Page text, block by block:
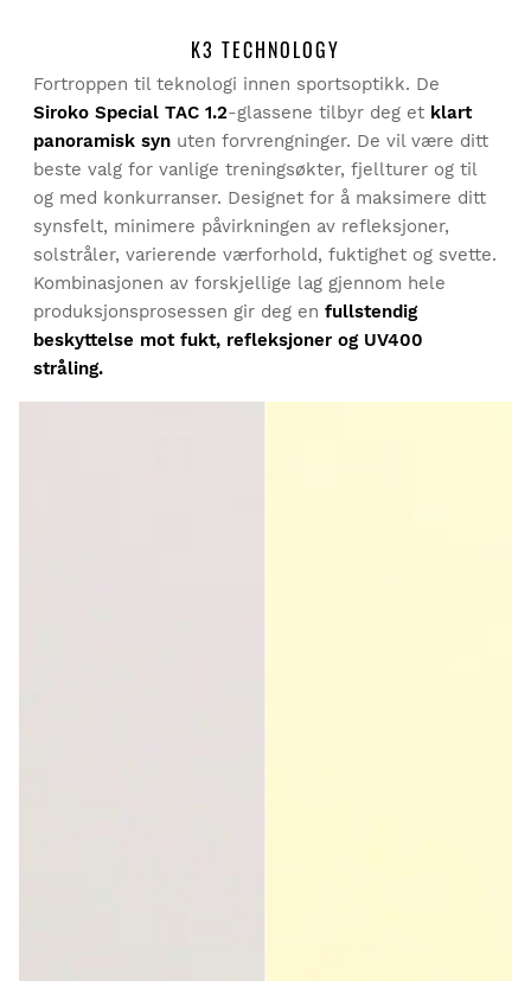
Prøv produktene våre komfortabelt hjemme. Du har 30
dager fra og med leveringsdatoen til å be om retur.
Fra din brukerkonto kan du enkelt og raskt returnere et
produkt i bestillingen din.
Utsted refusjonen til den opprinnelige
K3 TECHNOLOGY
Fortroppen til teknologi innen sportsoptikk. De
Siroko Special TAC 1.2-glassene tilbyr deg et klart
panoramisk syn uten forvrengninger. De vil være ditt
beste valg for vanlige treningsøkter, fjellturer og til
og med konkurranser. Designet for å maksimere ditt
synsfelt, minimere påvirkningen av refleksjoner,
solstråler, varierende værforhold, fuktighet og svette.
Kombinasjonen av forskjellige lag gjennom hele
produksjonsprosessen gir deg en fullstendig
beskyttelse mot fukt, refleksjoner og UV400
stråling.